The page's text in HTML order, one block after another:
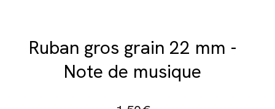
Ruban gros grain 22 mm -
Note de musique